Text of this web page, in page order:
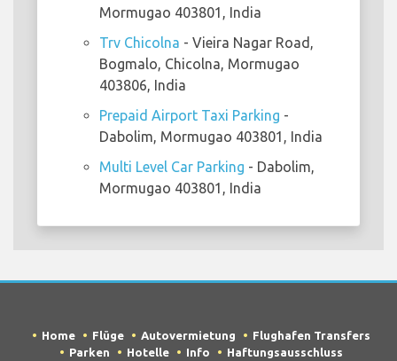
Mormugao 403801, India
Trv Chicolna - Vieira Nagar Road,
Bogmalo, Chicolna, Mormugao
403806, India
Prepaid Airport Taxi Parking -
Dabolim, Mormugao 403801, India
Multi Level Car Parking - Dabolim,
Mormugao 403801, India
Home Flüge Autovermietung
Flughafen Transfers
Parken
Hotelle Info Haftungsausschluss